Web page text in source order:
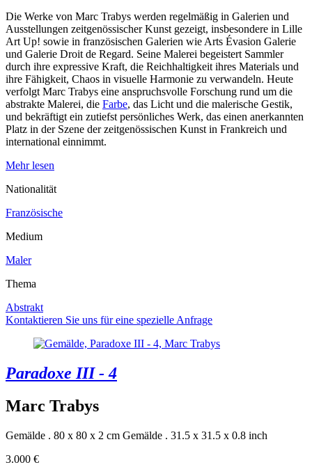
Die Werke von Marc Trabys werden regelmäßig in Galerien und
Ausstellungen zeitgenössischer Kunst gezeigt, insbesondere in Lille
Art Up! sowie in französischen Galerien wie Arts Évasion Galerie
und Galerie Droit de Regard. Seine Malerei begeistert Sammler
durch ihre expressive Kraft, die Reichhaltigkeit ihres Materials und
ihre Fähigkeit, Chaos in visuelle Harmonie zu verwandeln. Heute
verfolgt Marc Trabys eine anspruchsvolle Forschung rund um die
abstrakte Malerei, die Farbe, das Licht und die malerische Gestik,
und bekräftigt ein zutiefst persönliches Werk, das einen anerkannten
Platz in der Szene der zeitgenössischen Kunst in Frankreich und
international einnimmt.
Mehr lesen
Nationalität
Französische
Medium
Maler
Thema
Abstrakt
Kontaktieren Sie uns für eine spezielle Anfrage
Paradoxe III - 4
Marc Trabys
Gemälde . 80 x 80 x 2 cm Gemälde . 31.5 x 31.5 x 0.8 inch
3.000 €